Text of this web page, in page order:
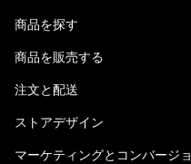
商品を探す
商品を販売する
注文と配送
ストアデザイン
マーケティングとコンバージョ